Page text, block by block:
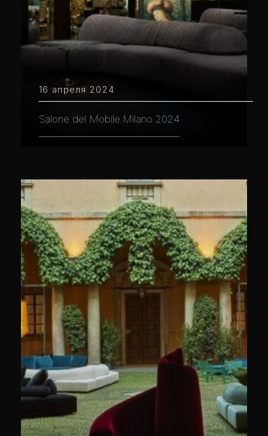
16 апреля 2024
Salone del Mobile.Milano 2024